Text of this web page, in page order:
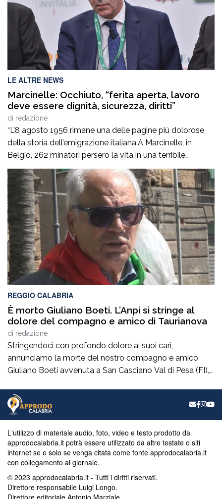
LE ALTRE NEWS
Marcinelle: Occhiuto, “ferita aperta, lavoro
deve essere dignità, sicurezza, diritti”
di redazione
“L’8 agosto 1956 rimane una delle pagine più dolorose
della storia dell’emigrazione italiana.A Marcinelle, in
Belgio, 262 minatori persero la vita in una terribile
tragedia, 136 erano italiani e tra loro c’erano moltissimi
calabresi.Settant’anni dopo, il tempo non può cancellare
il dolore di quelle famiglie e il sacrificio di quegli uomini
che avevano lasciato la […]
REGGIO CALABRIA
È morto Giuliano Boeti. L’Anpi si stringe al
dolore del compagno e amico di Taurianova
di redazione
Stringendoci con profondo dolore ai suoi cari,
annunciamo la morte del nostro compagno e amico
Giuliano Boeti avvenuta a San Casciano Val di Pesa (FI),
passione ha fatto parte di quella schiera di comunisti, di
uomini di sinistra, di democratici taurianovesi che non
hanno mai […]
L'utilizzo di materiale audio, foto, video e testo prodotto da
approdocalabria.it potrà essere utilizzato da altre testate o siti
internet se e solo se venga citata come fonte approdocalabria.it
con collegamento al giornale.
© 2023 approdocalabria.it - Tutti i diritti riservati.
Direttore responsabile Luigi Longo.
Direttore editoriale Antonio Marziale.